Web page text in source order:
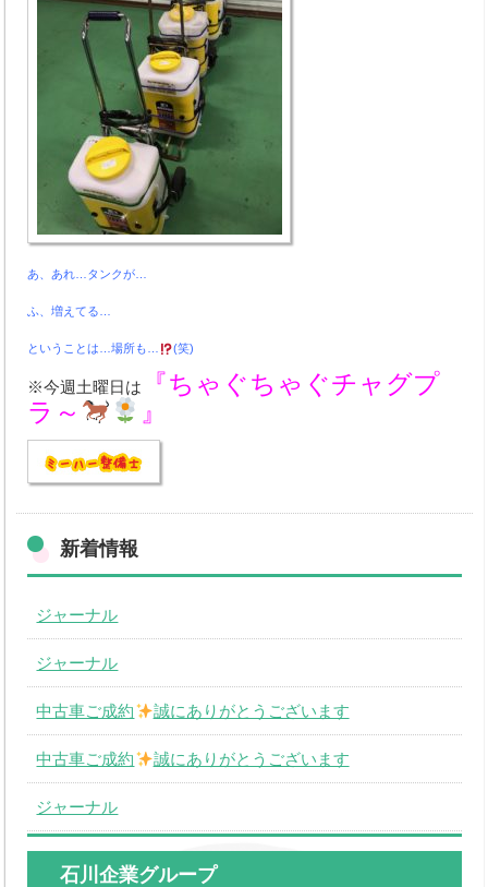
あ、あれ…タンクが…
ふ、増えてる…
ということは…場所も… (笑)
※今週土曜日は
『ちゃぐちゃぐチャグプ
ラ～
』
新着情報
ジャーナル
ジャーナル
中古車ご成約 誠にありがとうございます
中古車ご成約 誠にありがとうございます
ジャーナル
石川企業グループ